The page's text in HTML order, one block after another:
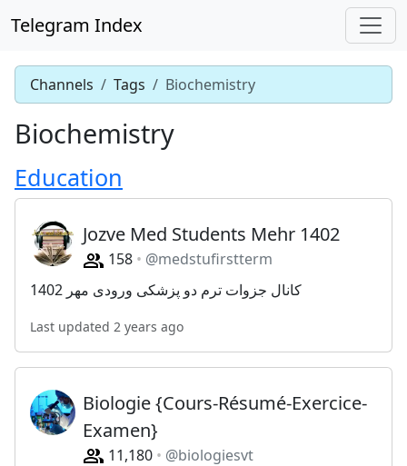
Telegram Index
Channels Tags Biochemistry
Biochemistry
Education
Jozve Med Students Mehr 1402
158
@medstufirstterm
کانال جزوات ترم دو پزشکی ورودی مهر 1402
Last updated 2 years ago
Biologie {Cours-Résumé-Exercice-
Examen}
11,180
@biologiesvt